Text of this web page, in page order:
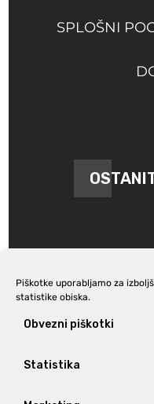
Piškotke uporabljamo za
statistike obiska.
Obvezni piškotki
Statistika
SPLOŠNI